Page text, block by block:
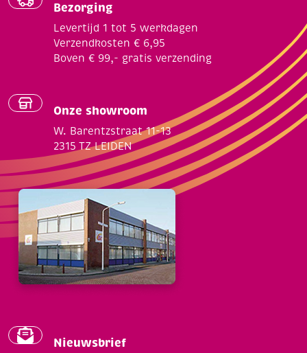
Bezorging
Levertijd 1 tot 5 werkdagen
Verzendkosten € 6,95
Boven € 99,- gratis verzending
Onze showroom
W. Barentzstraat 11-13
2315 TZ LEIDEN
Nieuwsbrief